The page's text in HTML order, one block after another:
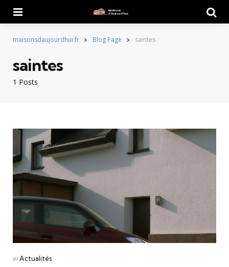
maisonsdaujourdhui.fr Blog Page saintes
1 Posts
saintes
Categories
Posted
inActualités